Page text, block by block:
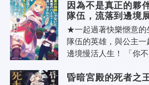
因為不是真正的夥
隊伍，流落到邊境
★一起過著快樂愜意
隊伍的英雄，與公主
邊境慢活人生！ 「你
隊友賢者屏除在戰力之
昏暗宮殿的死者之